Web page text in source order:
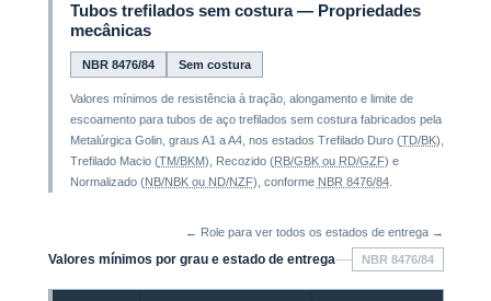
Tubos trefilados sem costura — Propriedades
mecânicas
NBR 8476/84 Sem costura
Valores mínimos de resistência à tração, alongamento e limite de
escoamento para tubos de aço trefilados sem costura fabricados pela
Metalúrgica Golin, graus A1 a A4, nos estados Trefilado Duro (TD/BK),
Trefilado Macio (TM/BKM), Recozido (RB/GBK ou RD/GZF) e
Normalizado (NB/NBK ou ND/NZF), conforme NBR 8476/84.
← Role para ver todos os estados de entrega →
Valores mínimos por grau e estado de entrega NBR 8476/84